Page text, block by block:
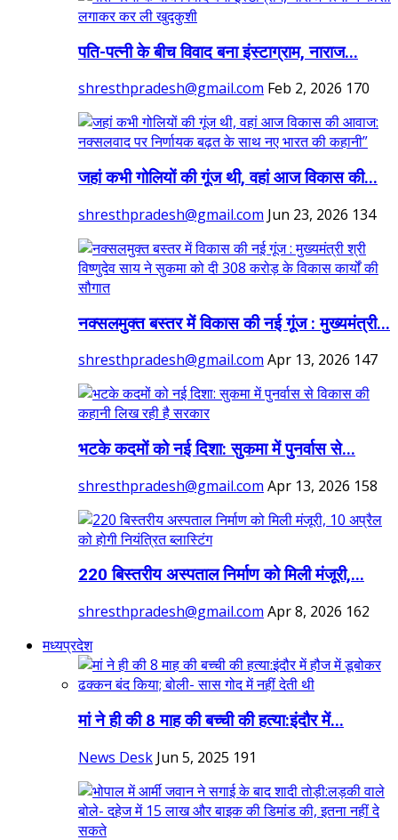
पति-पत्नी के बीच विवाद बना इंस्टाग्राम, नाराज...
shresthpradesh@gmail.com Feb 2, 2026 170
जहां कभी गोलियों की गूंज थी, वहां आज विकास की...
shresthpradesh@gmail.com Jun 23, 2026 134
नक्सलमुक्त बस्तर में विकास की नई गूंज : मुख्यमंत्री...
shresthpradesh@gmail.com Apr 13, 2026 147
भटके कदमों को नई दिशा: सुकमा में पुनर्वास से...
shresthpradesh@gmail.com Apr 13, 2026 158
220 बिस्तरीय अस्पताल निर्माण को मिली मंजूरी,...
shresthpradesh@gmail.com Apr 8, 2026 162
मध्यप्रदेश
मां ने ही की 8 माह की बच्ची की हत्या:इंदौर में...
News Desk Jun 5, 2025 191